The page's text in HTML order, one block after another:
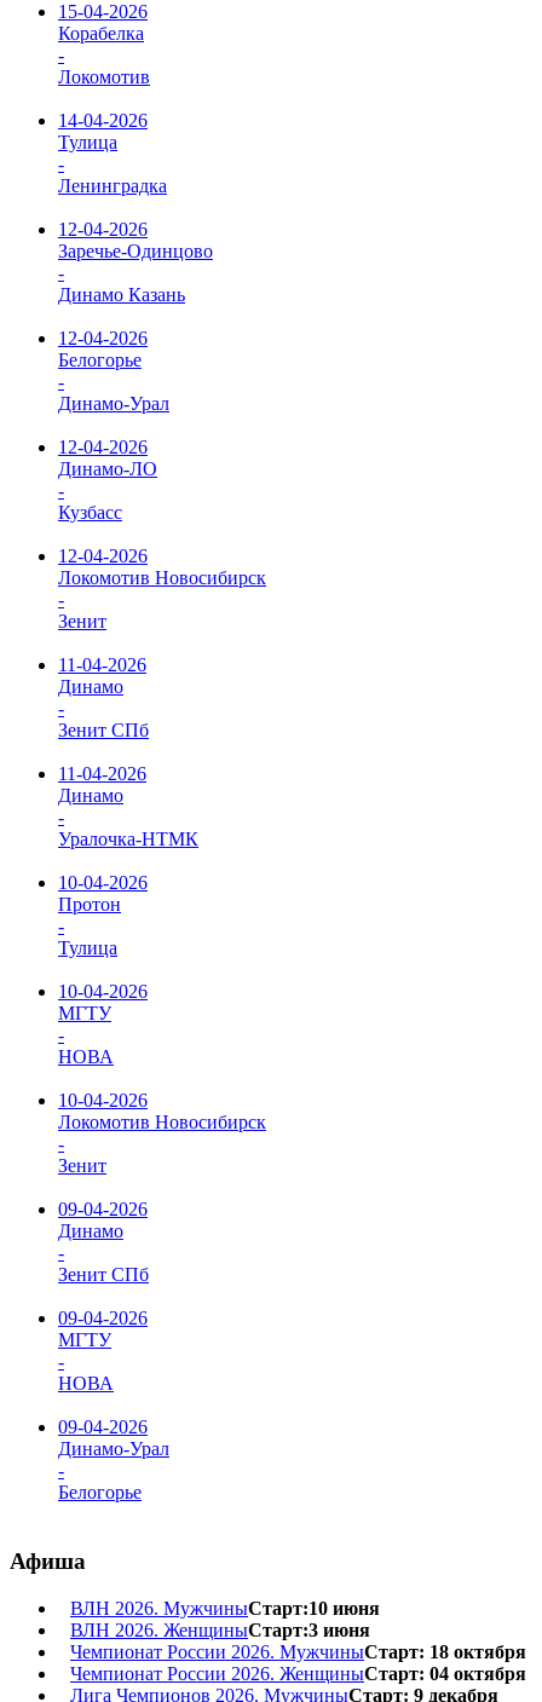
15-04-2026
Корабелка
-
Локомотив
14-04-2026
Тулица
-
Ленинградка
12-04-2026
Заречье-Одинцово
-
Динамо Казань
12-04-2026
Белогорье
-
Динамо-Урал
12-04-2026
Динамо-ЛО
-
Кузбасс
12-04-2026
Локомотив Новосибирск
-
Зенит
11-04-2026
Динамо
-
Зенит СПб
11-04-2026
Динамо
-
Уралочка-НТМК
10-04-2026
Протон
-
Тулица
10-04-2026
МГТУ
-
НОВА
10-04-2026
Локомотив Новосибирск
-
Зенит
09-04-2026
Динамо
-
Зенит СПб
09-04-2026
МГТУ
-
НОВА
09-04-2026
Динамо-Урал
-
Белогорье
Афиша
ВЛН 2026. МужчиныСтарт:10 июня
ВЛН 2026. ЖенщиныСтарт:3 июня
Чемпионат России 2026. МужчиныСтарт: 18 октября
Чемпионат России 2026. ЖенщиныСтарт: 04 октября
Лига Чемпионов 2026. МужчиныСтарт: 9 декабря